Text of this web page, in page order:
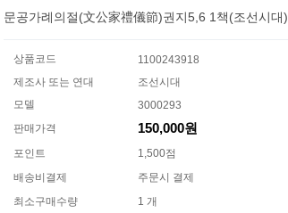
문공가례의절(文公家禮儀節)권지5,6 1책(조선시대)
상품코드
1100243918
제조사 또는 연대
조선시대
모델
3000293
판매가격
150,000원
포인트
1,500점
배송비결제
주문시 결제
최소구매수량
1 개